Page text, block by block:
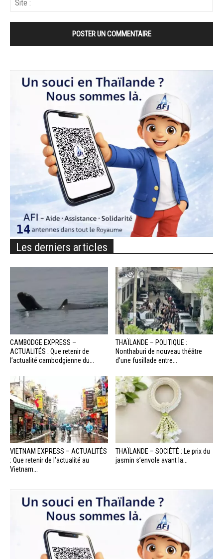
Les derniers articles
CAMBODGE EXPRESS –
ACTUALITÉS : Que retenir de
l’actualité cambodgienne du...
THAÏLANDE – POLITIQUE :
Nonthaburi de nouveau théâtre
d’une fusillade entre...
VIETNAM EXPRESS – ACTUALITÉS
: Que retenir de l’actualité au
Vietnam...
THAÏLANDE – SOCIÉTÉ : Le prix du
jasmin s’envole avant la...